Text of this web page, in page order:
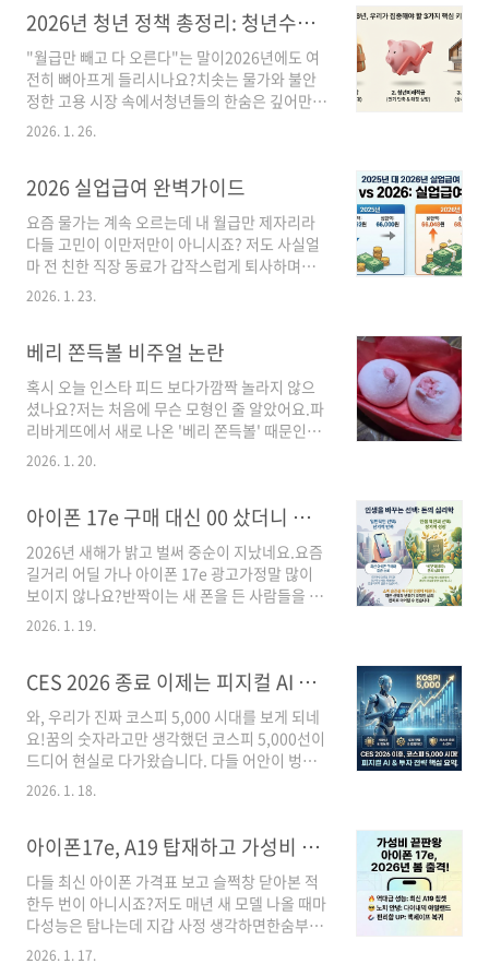
마냥 기다림의 연속이죠."도대체 언제 들어오는
거야?"하루에도 몇 번씩 은행 앱을 들락날락하고
계시진 않나요?많은 분들이 2026 연말정산 환급
금 지급일을 단순히 '2월 월급날'로만 알고 계시
는 경우가 많습니다. 💡 잠깐! 이 글을 꼭 읽어야
하는 이유 모든 회사가 같은 날 입금하지 않습니
실, 알고 계셨나요?내 돈이 증발하지 않으려면 정
확한 지급 시기를 체크해야..
2026년 청년 정책 총정리: 청년수당부터 청년미래적금까지 바뀐 점 3가지
"월급만 빼고 다 오른다"는 말이2026년에도 여
전히 뼈아프게 들리시나요?치솟는 물가와 불안
정한 고용 시장 속에서청년들의 한숨은 깊어만
가고 있습니다.실제로 통계청 자료에 따르면,청
는 이릅니다.정부에서 발표한 2026년 청년 정책
은그 어느 때보다 파격적인 혜택을 담고 있습니
다.핵심요약청년수당: 지급 대상 확대 및 사용처
유연화청년미래적금: 매칭 비율 상향 및 만기 단
축주거 지원: 청년 월세 지원 상시화 전환저 역시
사회초년생 시절,정보를 몰라 수백만 원의 지원
런 실수를 반복하지 않도록,제가 직접 2026년 바
뀌는 정책 핵심만깔끔하게 정리해 드리겠습니다.
1. 2026 ..
2026. 1. 26.
2026 실업급여 완벽가이드
요즘 물가는 계속 오르는데 내 월급만 제자리라
다들 고민이 이만저만이 아니시죠? 저도 사실얼
마 전 친한 직장 동료가 갑작스럽게 퇴사하며함
께 실업급여를 알아보게 되었는데요.2026년부
만 원까지 수령이가능해졌다는 놀라운 사실, 알
고 계셨나요?하지만 마냥 좋아하기엔 주의할 점
도 많아요.반복 수급자에 대한 페널티가 강화되
었거든요.그래서 오늘은 2026년 달라진 실업급
여의상·하한액과 신청법을 완벽 정리해 드릴게
요!단순히 금액만 오른 게 아니라 신청 절차나자
어있더라고요. 모르고 갔다가 허탕 치면너무 아
깝잖아요? 저와 함께 1분만 투자해서내 소중한
권리, 확실하게 챙겨보시죠!📌..
2026. 1. 23.
베리 쫀득볼 비주얼 논란
혹시 오늘 인스타 피드 보다가깜짝 놀라지 않으
셨나요?저는 처음에 무슨 모형인 줄 알았어요.파
리바게뜨에서 새로 나온 '베리 쫀득볼' 때문인데
요. 평소에 빵순이로 유명한 저인데,이건 도저히
직접 사 먹어봤습니다. 하지만 사진만 보고 판단
하기엔이 녀석, 숨겨진 반전 매력이 꽤 많더라고
요?지금부터 솔직하게 다 까발려 드릴게요!가볍
게 읽어보세요. 솔직히 처음엔 식욕이 돋는 비주
얼은 아니었어요.오히려 '이걸 먹어도 되나?' 싶
은 의구심이 들었죠.그런데 바로 이 독특함 때문
득함의 끝판왕, 맛은 어떨까?비주얼에 놀란 가슴
을 진정시키고드디어 한 입 크게 베어 물어봤습
니다.와, ..
2026. 1. 20.
아이폰 17e 구매 대신 00 샀더니 인생 역전? 돈의 심리학 실전 지침
2026년 새해가 밝고 벌써 중순이 지났네요.요즘
길거리 어딜 가나 아이폰 17e 광고가정말 많이
보이지 않나요?반짝이는 새 폰을 든 사람들을 보
면'나만 구형인가?' 싶어 마음이 헛헛해지기도 하
만모건 하우절의 통찰을 깊게 만난 뒤로제 소비
습관은 180도 완전히 바뀌었습니다.단순히 돈을
안 쓰고 아끼는 차원이 아니라,내 안의 '심리'를
다스리는 법을 배운 거죠.과연 제가 아이폰 대신
'무엇'을 샀기에인생 역전이라는 말까지 자신 있
게 하는 걸까요?그 놀라운 변화의 시작을 지금 바
지능의 문제가 아닙니다.남과 비교하는 마음을
끄고 내 '욕망'을어떻게 관리하느냐에 모든 답이
있..
2026. 1. 19.
CES 2026 종료 이제는 피지컬 AI 시대 주식 시장 반등의 열쇠 3가지
와, 우리가 진짜 코스피 5,000 시대를 보게 되네
요!꿈의 숫자라고만 생각했던 코스피 5,000선이
드디어 현실로 다가왔습니다. 다들 어안이 벙벙
하시죠?어제오늘 단톡방마다 주식 이야기로 정
보고 있자니,드디어 '피지컬 AI'의 시대가 왔다는
게 체감되네요.단순히 채팅하는 AI를 넘어, 직접
움직이고일하는 로봇이 주식 시장의 새 주인공이
된 거죠.핵심 요약: CES 2026이 남긴 투자 포인
트1. 소프트웨어를 넘어 '몸체'를 가진 피지컬 AI
의 급부상2. 코스피 5,000 시대, 단순 기대감이
2026. 1. 18.
아이폰17e, A19 탑재하고 가성비 끝판왕 예고 (출시일/가격 정보)
다들 최신 아이폰 가격표 보고 슬쩍창 닫아본 적
한두 번이 아니시죠?저도 매년 새 모델 나올 때마
다성능은 탐나는데 지갑 사정 생각하면한숨부터
나오더라고요.그런데 이번엔 분위기가 좀 다릅니
2026. 1. 17.